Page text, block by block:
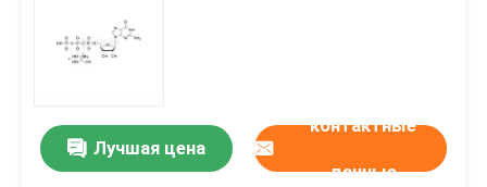
Лучшая цена
контактные
данные